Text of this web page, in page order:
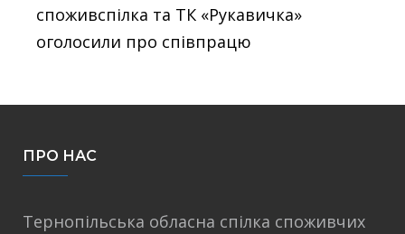
споживспілка та ТК «Рукавичка»
оголосили про співпрацю
ПРО НАС
Тернопільська обласна спілка споживчих